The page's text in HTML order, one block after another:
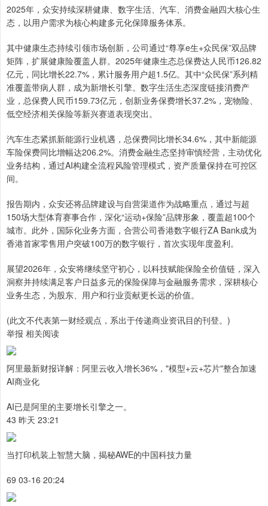
2025年，众安持续深耕健康、数字生活、汽车、消费金融四大核心生
态，以用户需求为核心构建多元化保障服务体系。
其中健康生态持续引领市场创新，公司通过“尊享e生+众民保”双品牌
矩阵，扩展健康险覆盖人群。2025年健康生态总保费达人民币126.82
亿元，同比增长22.7%，累计服务用户超1.5亿。其中“众民保”系列精
准覆盖带病人群，成为新增长引擎。数字生活生态深度链接消费产
业，总保费人民币159.73亿元，创新业务保费增长37.2%，宠物险、
低空经济相关保险等新兴赛道表现突出。
汽车生态紧抓新能源行业机遇，总保费同比增长34.6%，其中新能源
车险保费同比增幅达206.2%。消费金融生态坚持审慎经营，主动优化
业务结构，通过AI构建全流程风险管理模式，资产质量保持在可控区
间。
报告期内，众安还将品牌建设与自营渠道作为战略重点，通过与超
150场大型体育赛事合作，深化“运动+保险”品牌形象，覆盖超100个
城市。此外，国际化业务方面，合营公司香港数字银行ZA Bank成为
香港首家零售用户突破100万的数字银行，首次实现年度盈利。
展望2026年，众安将继续坚守初心，以科技赋能保险全价值链，深入
洞察并持续满足客户日益多元的保险保障与金融服务需求，深耕核心
业务生态，为股东、用户和行业贡献更长远的价值。
(此文不代表第一财经观点，系出于传递商业资讯目的刊登。)
举报 相关阅读
阿里最新财报详解：阿里云收入增长36%，"模型+云+芯片"整合加速
AI商业化
AI已是阿里的主要增长引擎之一。
43 昨天 23:21
当打印机装上智慧大脑，揭秘AWE的中国科技力量
69 03-16 20:24